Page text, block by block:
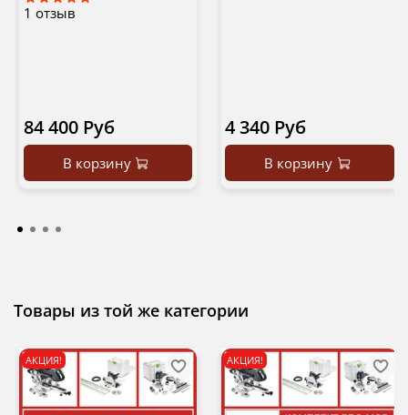
1 отзыв
84 400 Руб
В корзину
4 340 Руб
В корзину
Товары из той же категории
АКЦИЯ! АКЦИЯ!